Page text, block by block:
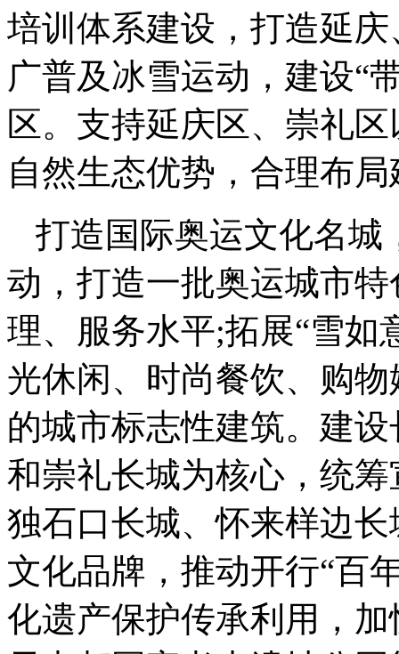
培训体系建设，打造延
广普及冰雪运动，建设“
区。支持延庆区、崇礼
自然生态优势，合理布
打造国际奥运文化名城
动，打造一批奥运城市
理、服务水平;拓展“雪如
光休闲、时尚餐饮、购
的城市标志性建筑。建
和崇礼长城为核心，统
独石口长城、怀来样边
文化品牌，推动开行“百
化遗产保护传承利用，